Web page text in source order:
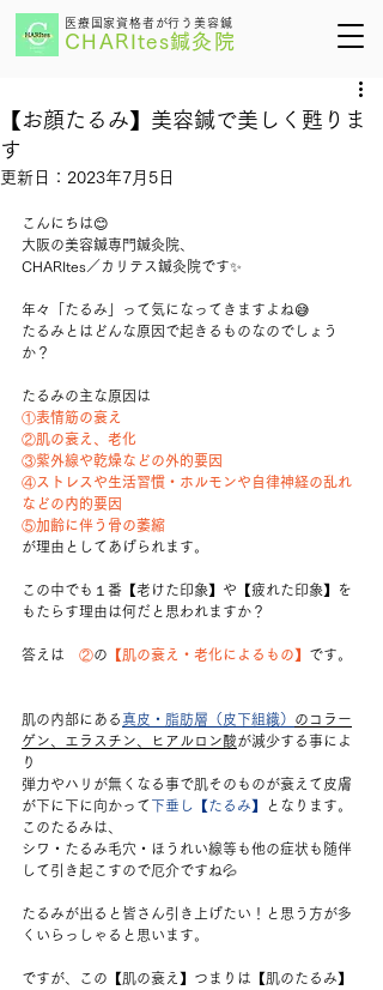
医療国家資格者が行う美容鍼
CHARItes鍼灸院
【お顔たるみ】美容鍼で美しく甦りま
す
更新日： 2023年7月5日
こんにちは😊
大阪の美容鍼専門鍼灸院、
CHARItes／カリテス鍼灸院です✨
年々「たるみ」って気になってきますよね😅
たるみとはどんな原因で起きるものなのでしょう
か？
たるみの主な原因 は
①表情筋の衰え
②肌の衰え、老化
③紫外線や乾燥などの外的要因
④ストレスや生活習慣・ホルモンや自律神経の乱れ
などの内的要因
⑤加齢に伴う骨の萎縮
が理由としてあげられます。
この中でも１番【老けた印象】や【疲れた印象】を
もたらす理由は何だと思われますか？
答えは ②の 【肌の衰え・老化によるもの】 です。
肌の内部にある 真皮・脂肪層（皮下組織） のコラー
ゲン、エラスチン、ヒアルロン酸が減少する事によ
り
弾力やハリが無くなる事で肌そのものが衰えて皮膚
が下に下に向かって下垂し【たるみ】
となります。
このたるみは、
シワ・たるみ毛穴・ほうれい線等も他の症状も随伴
して引き起こすので厄介ですね💦
たるみが出ると皆さん引き上げたい！と思う方が多
くいらっしゃると思います。
ですが、この【肌の衰え】つまりは【肌のたるみ】